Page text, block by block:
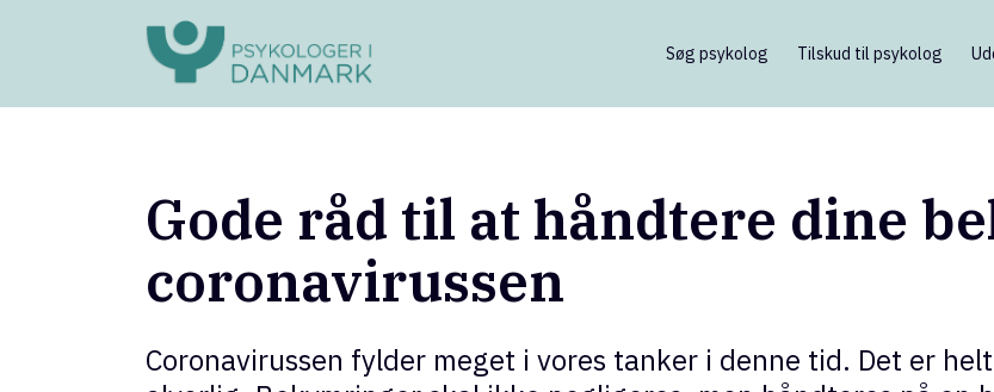
Søg psykolog Tilskud til psykolog
Gode råd til at håndtere dine
coronavirussen
Coronavirussen fylder meget i vores tanker i denne tid. Det er